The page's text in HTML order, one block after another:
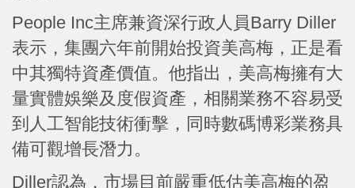
People Inc主席兼資深行政人員Barry Diller
表示，集團六年前開始投資美高梅，正是看
中其獨特資產價值。他指出，美高梅擁有大
量實體娛樂及度假資產，相關業務不容易受
到人工智能技術衝擊，同時數碼博彩業務具
備可觀增長潛力。
Diller認為，市場目前嚴重低估美高梅的盈